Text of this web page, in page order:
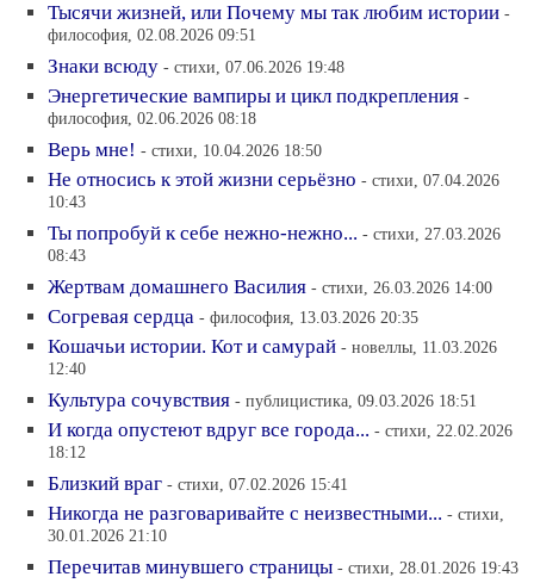
Тысячи жизней, или Почему мы так любим истории -
философия, 02.08.2026 09:51
Знаки всюду - стихи, 07.06.2026 19:48
Энергетические вампиры и цикл подкрепления -
философия, 02.06.2026 08:18
Верь мне! - стихи, 10.04.2026 18:50
Не относись к этой жизни серьёзно - стихи, 07.04.2026
10:43
Ты попробуй к себе нежно-нежно... - стихи, 27.03.2026
08:43
Жертвам домашнего Василия - стихи, 26.03.2026 14:00
Согревая сердца - философия, 13.03.2026 20:35
Кошачьи истории. Кот и самурай - новеллы, 11.03.2026
12:40
Культура сочувствия - публицистика, 09.03.2026 18:51
И когда опустеют вдруг все города... - стихи, 22.02.2026
18:12
Близкий враг - стихи, 07.02.2026 15:41
Никогда не разговаривайте с неизвестными... - стихи,
30.01.2026 21:10
Перечитав минувшего страницы - стихи, 28.01.2026 19:43